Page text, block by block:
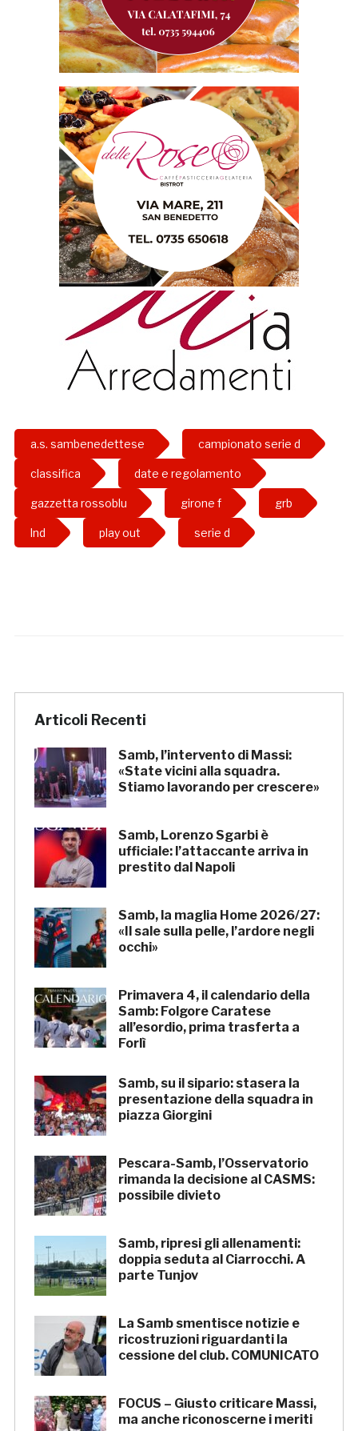
a.s. sambenedettese campionato serie d
classifica date e regolamento
gazzetta rossoblu girone f grb
lnd play out serie d
Articoli Recenti
Samb, l’intervento di Massi:
«State vicini alla squadra.
Stiamo lavorando per crescere»
Samb, Lorenzo Sgarbi è
ufficiale: l’attaccante arriva in
prestito dal Napoli
Samb, la maglia Home 2026/27:
«Il sale sulla pelle, l’ardore negli
occhi»
Primavera 4, il calendario della
Samb: Folgore Caratese
all’esordio, prima trasferta a
Forlì
Samb, su il sipario: stasera la
presentazione della squadra in
piazza Giorgini
Pescara-Samb, l’Osservatorio
rimanda la decisione al CASMS:
possibile divieto
Samb, ripresi gli allenamenti:
doppia seduta al Ciarrocchi. A
parte Tunjov
La Samb smentisce notizie e
ricostruzioni riguardanti la
cessione del club. COMUNICATO
FOCUS – Giusto criticare Massi,
ma anche riconoscerne i meriti